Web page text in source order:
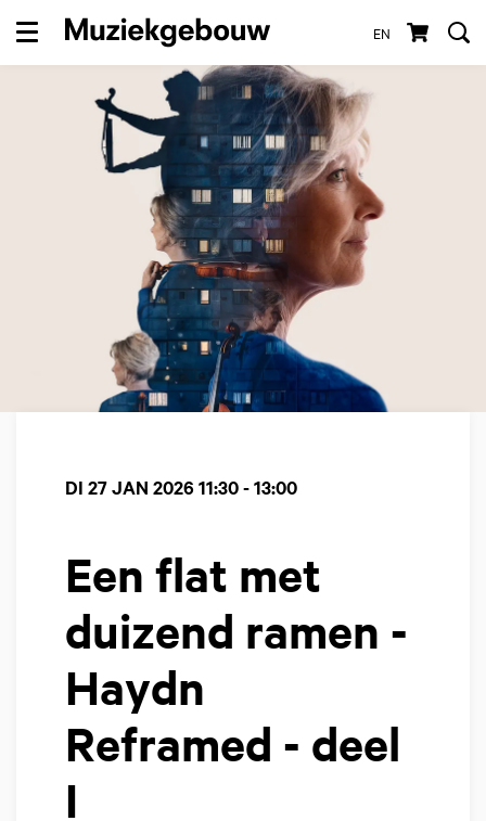
EN
Menu
Een flat met
duizend ramen -
Haydn
Reframed - deel
I
DI 27 JAN 2026 11:30 - 13:00